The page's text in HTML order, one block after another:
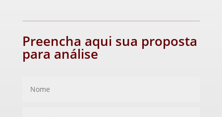
Preencha aqui sua proposta
para análise